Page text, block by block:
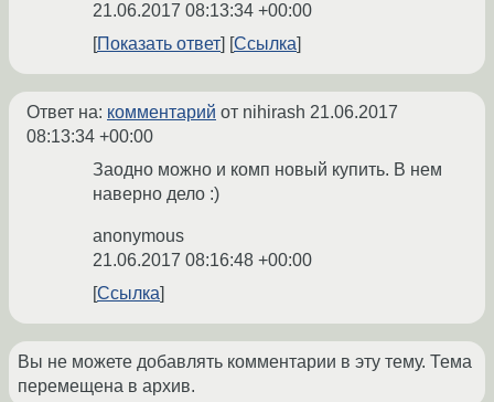
21.06.2017 08:13:34 +00:00
Показать ответ
Ссылка
Ответ на: комментарий от nihirash 21.06.2017
08:13:34 +00:00
Заодно можно и комп новый купить. В нем
наверно дело :)
anonymous
21.06.2017 08:16:48 +00:00
Ссылка
Вы не можете добавлять комментарии в эту тему. Тема
перемещена в архив.